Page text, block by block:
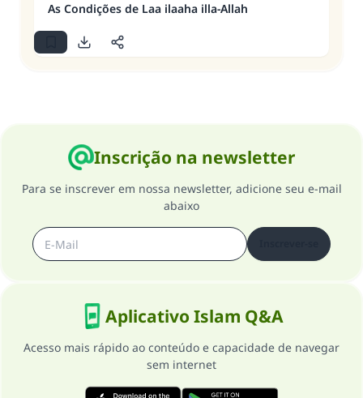
As Condições de Laa ilaaha illa-Allah
Inscrição na newsletter
Para se inscrever em nossa newsletter, adicione seu e-mail
abaixo
Aplicativo Islam Q&A
Acesso mais rápido ao conteúdo e capacidade de navegar
sem internet